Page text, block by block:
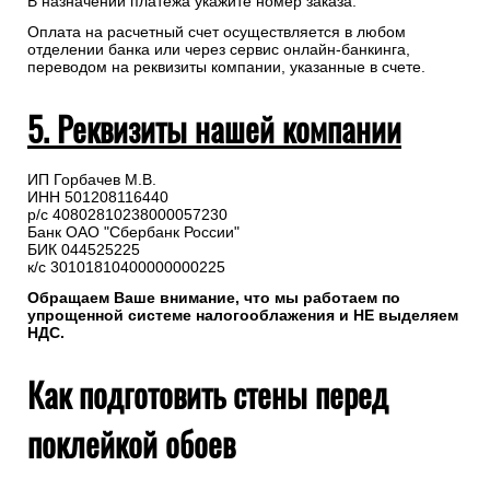
Оплата на расчетный счет осуществляется в любом
отделении банка или через сервис онлайн-банкинга,
переводом на реквизиты компании, указанные в счете.
5. Реквизиты нашей компании
ИП Горбачев М.В.
ИНН 501208116440
р/с 40802810238000057230
Банк ОАО "Сбербанк России"
БИК 044525225
к/с 30101810400000000225
Обращаем Ваше внимание, что мы работаем по
упрощенной системе налогооблажения и НЕ выделяем
НДС.
Как подготовить стены перед
поклейкой обоев